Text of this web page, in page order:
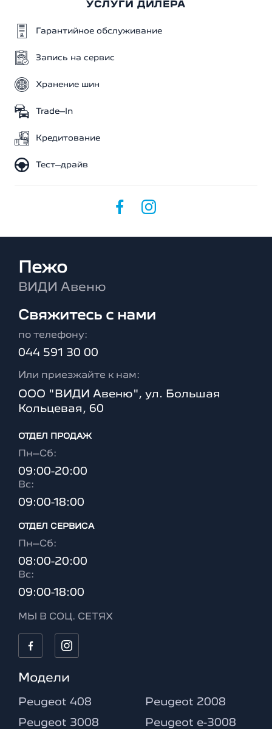
УСЛУГИ ДИЛЕРА
Гарантийное обслуживание
Запись на сервис
Хранение шин
Trade–In
Кредитование
Тест–драйв
Пежо
ВИДИ Авеню
Свяжитесь с нами
по телефону:
044 591 30 00
Или приезжайте к нам:
ООО "ВИДИ Авеню", ул. Большая
Кольцевая, 60
ОТДЕЛ ПРОДАЖ
Пн–Сб:
09:00-20:00
Вc:
09:00-18:00
ОТДЕЛ CЕРВИСА
Пн–Сб:
08:00-20:00
Вc:
09:00-18:00
МЫ В СОЦ. СЕТЯХ
Модели
Peugeot 408 Peugeot 2008
Peugeot 3008 Peugeot e-3008